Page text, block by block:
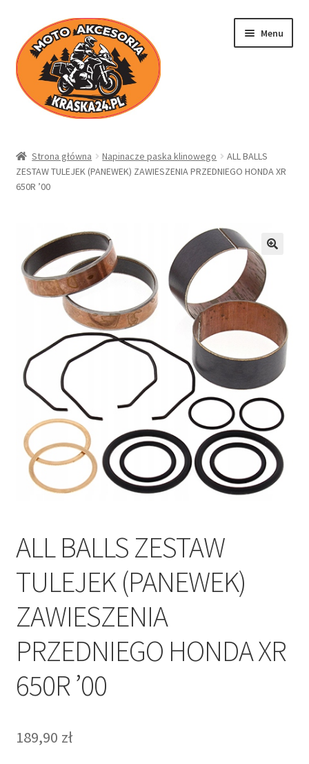
Przejdź
do
nawigacji
Przejdź
do
treści
Menu
Sklep
Moje konto
Regulamin
Polityka prywatności
Kontakt
Strona główna Napinacze paska klinowego
ALL BALLS
ZESTAW TULEJEK (PANEWEK) ZAWIESZENIA PRZEDNIEGO HONDA XR
650R ’00
ALL BALLS ZESTAW
TULEJEK (PANEWEK)
ZAWIESZENIA
PRZEDNIEGO HONDA XR
650R ’00
189,90 zł